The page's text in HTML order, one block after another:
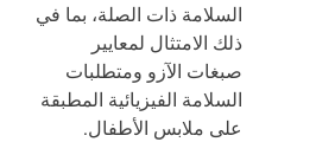
السلامة ذات الصلة، بما في
ذلك الامتثال لمعايير
صبغات الآزو ومتطلبات
السلامة الفيزيائية المطبقة
على ملابس الأطفال.